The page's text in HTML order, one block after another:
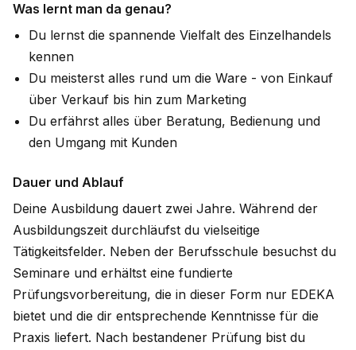
Was lernt man da genau?
Du lernst die spannende Vielfalt des Einzelhandels
kennen
Du meisterst alles rund um die Ware - von Einkauf
über Verkauf bis hin zum Marketing
Du erfährst alles über Beratung, Bedienung und
den Umgang mit Kunden
Dauer und Ablauf
Deine Ausbildung dauert zwei Jahre. Während der
Ausbildungszeit durchläufst du vielseitige
Tätigkeitsfelder. Neben der Berufsschule besuchst du
Seminare und erhältst eine fundierte
Prüfungsvorbereitung, die in dieser Form nur EDEKA
bietet und die dir entsprechende Kenntnisse für die
Praxis liefert. Nach bestandener Prüfung bist du